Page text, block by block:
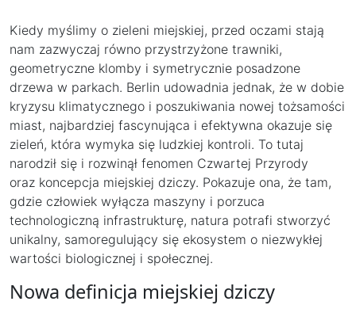
Kiedy myślimy o zieleni miejskiej, przed oczami stają
nam zazwyczaj równo przystrzyżone trawniki,
geometryczne klomby i symetrycznie posadzone
drzewa w parkach. Berlin udowadnia jednak, że w dobie
kryzysu klimatycznego i poszukiwania nowej tożsamości
miast, najbardziej fascynująca i efektywna okazuje się
zieleń, która wymyka się ludzkiej kontroli. To tutaj
narodził się i rozwinął fenomen Czwartej Przyrody
oraz koncepcja miejskiej dziczy. Pokazuje ona, że tam,
gdzie człowiek wyłącza maszyny i porzuca
technologiczną infrastrukturę, natura potrafi stworzyć
unikalny, samoregulujący się ekosystem o niezwykłej
wartości biologicznej i społecznej.
Nowa definicja miejskiej dziczy